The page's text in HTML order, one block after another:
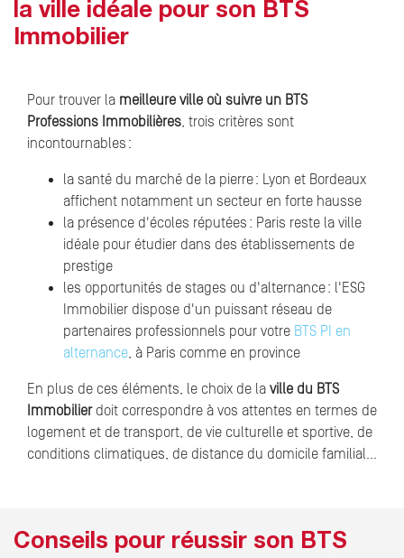
la ville idéale pour son BTS
Immobilier
Pour trouver la meilleure ville où suivre un BTS
Professions Immobilières, trois critères sont
incontournables :
la santé du marché de la pierre : Lyon et Bordeaux
affichent notamment un secteur en forte hausse
la présence d'écoles réputées : Paris reste la ville
idéale pour étudier dans des établissements de
prestige
les opportunités de stages ou d'alternance : l'ESG
Immobilier dispose d'un puissant réseau de
partenaires professionnels pour votre BTS PI en
alternance, à Paris comme en province
En plus de ces éléments, le choix de la ville du BTS
Immobilierdoit correspondre à vos attentes en termes de
logement et de transport, de vie culturelle et sportive, de
conditions climatiques, de distance du domicile familial…
Conseils pour réussir son BTS